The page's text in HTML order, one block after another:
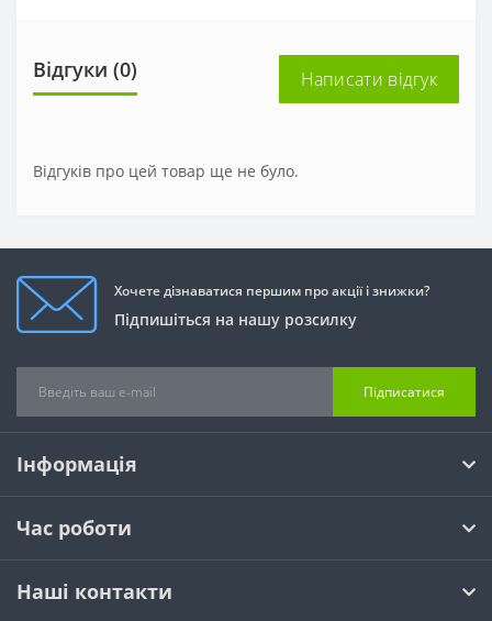
Відгуки (0) Написати відгук
Відгуків про цей товар ще не було.
Хочете дізнаватися першим про акції і знижки?
Підпишіться на нашу розсилку
Підписатися
Інформація
Час роботи
Наші контакти